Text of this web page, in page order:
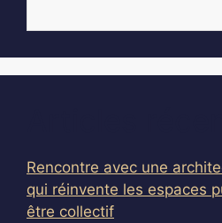
Rencontre avec une
qui réinvente les espaces
être collectif